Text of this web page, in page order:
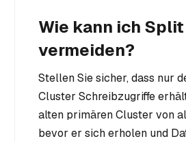
Wie kann ich
vermeiden?
Stellen Sie sicher, dass nur
Cluster Schreibzugriffe
alten primären Cluster von
bevor er sich erholen und